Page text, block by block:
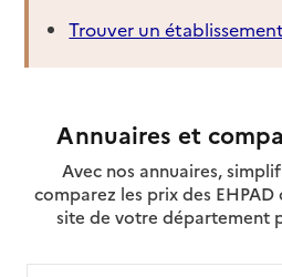
Trouver un
Annuaires et
Avec nos annuaires,
comparez les prix des
site de votre département